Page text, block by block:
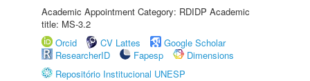
Academic Appointment Category: RDIDP Academic
title: MS-3.2
Orcid
CV Lattes
Google Scholar
ResearcherID
Fapesp
Dimensions
Repositório Institucional UNESP